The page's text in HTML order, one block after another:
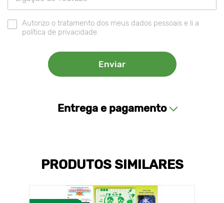
Autorizo o tratamento dos meus dados pessoais e li a
política de privacidade.
Entrega e pagamento
PRODUTOS SIMILARES